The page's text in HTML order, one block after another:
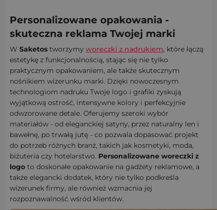
Personalizowane opakowania -
skuteczna reklama Twojej marki
W Saketos tworzymy woreczki z nadrukiem, które łączą
estetykę z funkcjonalnością, stając się nie tylko
praktycznym opakowaniem, ale także skutecznym
nośnikiem wizerunku marki. Dzięki nowoczesnym
technologiom nadruku Twoje logo i grafiki zyskują
wyjątkową ostrość, intensywne kolory i perfekcyjnie
odwzorowane detale. Oferujemy szeroki wybór
materiałów - od eleganckiej satyny, przez naturalny len i
bawełnę, po trwałą jutę - co pozwala dopasować projekt
do potrzeb różnych branż, takich jak kosmetyki, moda,
biżuteria czy hotelarstwo. Personalizowane woreczki z
logo to doskonałe opakowanie na gadżety reklamowe, a
także elegancki dodatek, który nie tylko podkreśla
wizerunek firmy, ale również wzmacnia jej
rozpoznawalność wśród klientów.